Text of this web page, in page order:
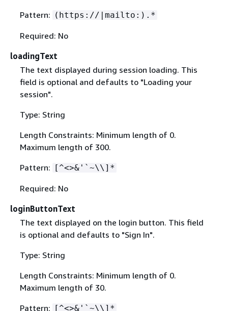
Pattern: (https://|mailto:).*
Required: No
loadingText
The text displayed during session loading. This
field is optional and defaults to "Loading your
session".
Type: String
Length Constraints: Minimum length of 0.
Maximum length of 300.
Pattern: [^<>&'`~\\]*
Required: No
loginButtonText
The text displayed on the login button. This field
is optional and defaults to "Sign In".
Type: String
Length Constraints: Minimum length of 0.
Maximum length of 30.
Pattern:
[^<>&'`~\\]*